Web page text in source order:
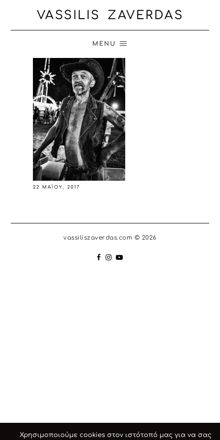
VASSILIS ZAVERDAS
MENU
22 ΜΑΪ́ΟΥ, 2017
vassiliszaverdas.com © 2026
Χρησιμοποιούμε cookies στον ιστότοπό μας για να σας